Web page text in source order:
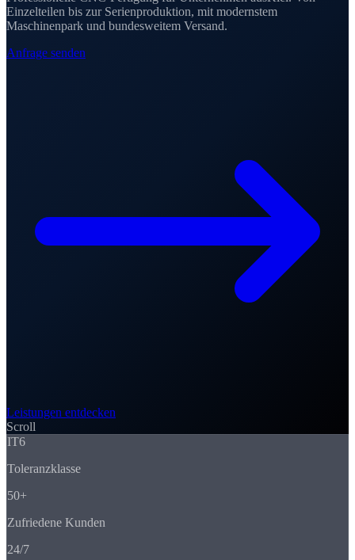
Einzelteilen bis zur Serienproduktion, mit modernstem
Maschinenpark und bundesweitem Versand.
Anfrage senden
Leistungen entdecken
Scroll
IT6
Toleranzklasse
50+
Zufriedene Kunden
24/7